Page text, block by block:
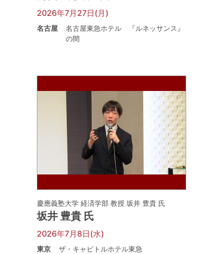
2026年7月27日(月)
名古屋
名古屋東急ホテル 『ルネッサンス』
の間
慶應義塾大学 経済学部 教授 坂井 豊貴 氏
坂井 豊貴 氏
2026年7月8日(水)
東京 ザ・キャピトルホテル東急